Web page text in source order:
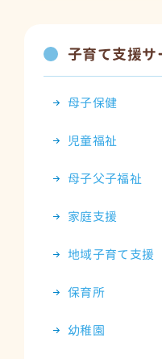
子育て支援サ
母子保健
児童福祉
母子父子福祉
家庭支援
地域子育て支援
保育所
幼稚園